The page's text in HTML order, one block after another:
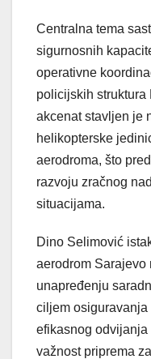
Centralna tema
sigurnosnih
operativne
policijskih struktura
akcenat stavljen je
helikopterske
aerodroma, što
razvoju zračnog
situacijama.
Dino Selimović
aerodrom Sarajevo
unapređenju
ciljem
efikasnog
važnost priprema